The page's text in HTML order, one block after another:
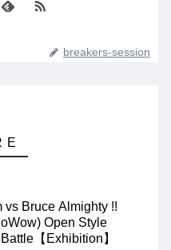
breakers-session
vs Bruce Almighty !!
Open Style
【Exhibition】